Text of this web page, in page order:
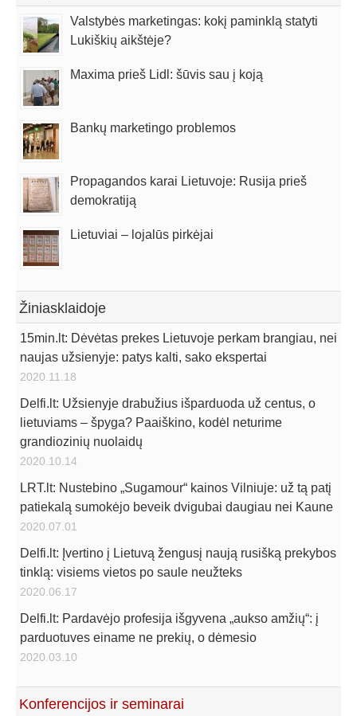
Valstybės marketingas: kokį paminklą statyti
Lukiškių aikštėje?
Maxima prieš Lidl: šūvis sau į koją
Bankų marketingo problemos
Propagandos karai Lietuvoje: Rusija prieš
demokratiją
Lietuviai – lojalūs pirkėjai
Žiniasklaidoje
15min.lt: Dėvėtas prekes Lietuvoje perkam brangiau, nei
naujas užsienyje: patys kalti, sako ekspertai
2020.11.18
Delfi.lt: Užsienyje drabužius išparduoda už centus, o
lietuviams – špyga? Paaiškino, kodėl neturime
grandiozinių nuolaidų
2020.10.14
LRT.lt: Nustebino „Sugamour“ kainos Vilniuje: už tą patį
patiekalą sumokėjo beveik dvigubai daugiau nei Kaune
2020.07.01
Delfi.lt: Įvertino į Lietuvą žengusį naują rusišką prekybos
tinklą: visiems vietos po saule neužteks
2020.06.17
Delfi.lt: Pardavėjo profesija išgyvena „aukso amžių“: į
parduotuves einame ne prekių, o dėmesio
2020.03.10
Konferencijos ir seminarai